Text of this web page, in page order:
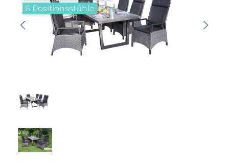
6 Positionsstühle